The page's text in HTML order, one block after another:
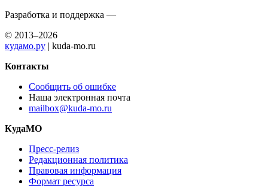
Разработка и поддержка —
© 2013–2026
кудамо.ру | kuda-mo.ru
Контакты
Сообщить об ошибке
Наша электронная почта
mailbox@kuda-mo.ru
КудаМО
Пресс-релиз
Редакционная политика
Правовая информация
Формат ресурса